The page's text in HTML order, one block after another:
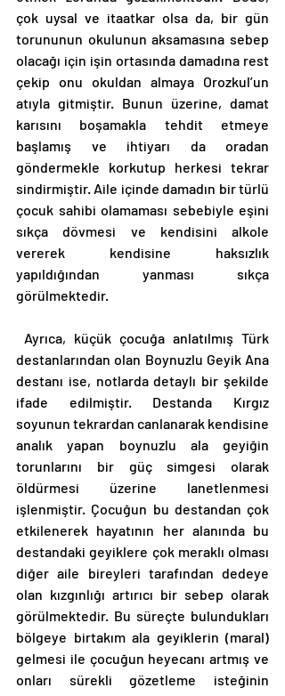
çok uysal ve itaatkar olsa da, bir gün
torununun okulunun aksamasına sebep
olacağı için işin ortasında damadına rest
çekip onu okuldan almaya Orozkul’un
atıyla gitmiştir. Bunun üzerine, damat
karısını boşamakla tehdit etmeye
başlamış ve ihtiyarı da oradan
göndermekle korkutup herkesi tekrar
sindirmiştir. Aile içinde damadın bir türlü
çocuk sahibi olamaması sebebiyle eşini
sıkça dövmesi ve kendisini alkole
vererek kendisine haksızlık
yapıldığından yanması sıkça
görülmektedir.
destanlarından olan Boynuzlu Geyik Ana
destanı ise, notlarda detaylı bir şekilde
ifade edilmiştir. Destanda Kırgız
soyunun tekrardan canlanarak kendisine
analık yapan boynuzlu ala geyiğin
torunlarını bir güç simgesi olarak
öldürmesi üzerine lanetlenmesi
işlenmiştir. Çocuğun bu destandan çok
etkilenerek hayatının her alanında bu
destandaki geyiklere çok meraklı olması
diğer aile bireyleri tarafından dedeye
olan kızgınlığı artırıcı bir sebep olarak
görülmektedir. Bu süreçte bulundukları
bölgeye birtakım ala geyiklerin (maral)
gelmesi ile çocuğun heyecanı artmış ve
onları sürekli gözetleme isteğinin